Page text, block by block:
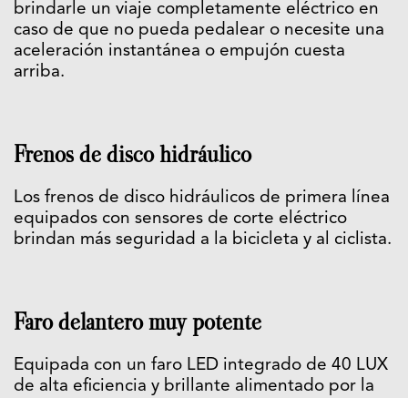
brindarle un viaje completamente eléctrico en
caso de que no pueda pedalear o necesite una
aceleración instantánea o empujón cuesta
arriba.
Frenos de disco hidráulico
Los frenos de disco hidráulicos de primera línea
equipados con sensores de corte eléctrico
brindan más seguridad a la bicicleta y al ciclista.
Faro delantero muy potente
Equipada con un faro LED integrado de 40 LUX
de alta eficiencia y brillante alimentado por la